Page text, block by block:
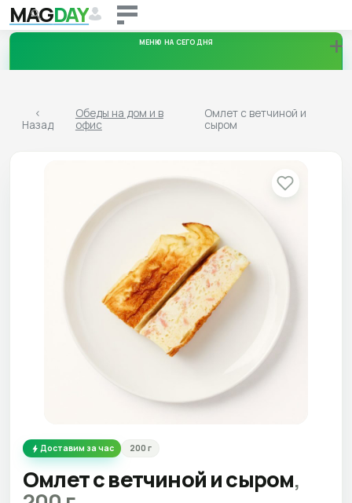
MAGDAY
МЕНЮ НА СЕГОДНЯ
Скачать меню
+
<
Назад
Обеды на дом и в
офис
Омлет с ветчиной и
сыром
Доставим за час 200 г
Омлет с ветчиной и сыром,